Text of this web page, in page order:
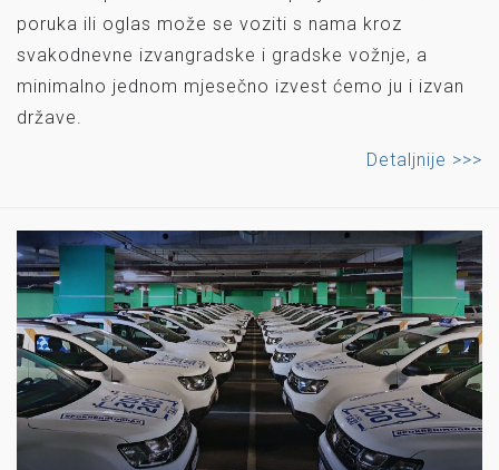
poruka ili oglas može se voziti s nama kroz
svakodnevne izvangradske i gradske vožnje, a
minimalno jednom mjesečno izvest ćemo ju i izvan
države.
Detaljnije >>>